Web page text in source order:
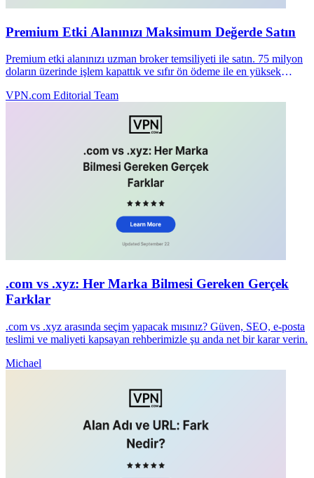
Premium Etki Alanınızı Maksimum Değerde Satın
Premium etki alanınızı uzman broker temsiliyeti ile satın. 75 milyon
doların üzerinde işlem kapattık ve sıfır ön ödeme ile en yüksek
VPN.com Editorial Team
.com vs .xyz: Her Marka Bilmesi Gereken Gerçek
Farklar
.com vs .xyz arasında seçim yapacak mısınız? Güven, SEO, e-posta
teslimi ve maliyeti kapsayan rehberimizle şu anda net bir karar verin.
Michael